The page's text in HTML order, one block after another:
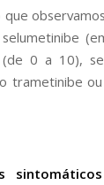
que
0 a 10),
trametinibe